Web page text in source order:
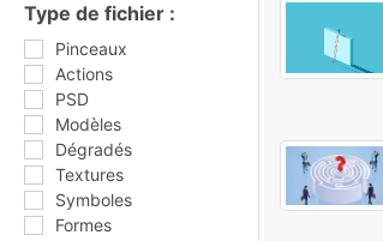
Type de fichier :
Pinceaux
Actions
PSD
Modèles
Dégradés
Textures
Symboles
Formes